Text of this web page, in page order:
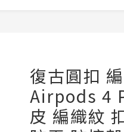
復古圓扣
Airpods 4
皮 編織紋